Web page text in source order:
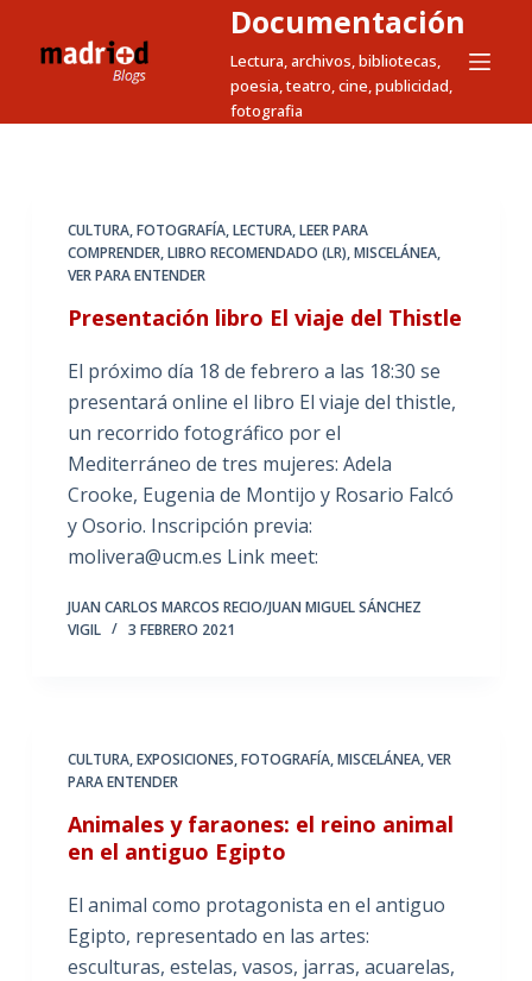
t
Documentación
Lectura, archivos, bibliotecas,
poesia, teatro, cine, publicidad,
fotografia
CULTURA,FOTOGRAFÍA,LECTURA,LEER PARA
COMPRENDER,LIBRO RECOMENDADO (LR),MISCELÁNEA,
VER PARA ENTENDER
Presentación libro El viaje del Thistle
El próximo día 18 de febrero a las 18:30 se
presentará online el libro El viaje del thistle,
un recorrido fotográfico por el
Mediterráneo de tres mujeres: Adela
Crooke, Eugenia de Montijo y Rosario Falcó
y Osorio. Inscripción previa:
molivera@ucm.es Link meet:
JUAN CARLOS MARCOS RECIO/JUAN MIGUEL SÁNCHEZ
VIGIL
3 FEBRERO 2021
CULTURA,EXPOSICIONES,FOTOGRAFÍA,MISCELÁNEA,VER
PARA ENTENDER
Animales y faraones: el reino animal
en el antiguo Egipto
El animal como protagonista en el antiguo
Egipto, representado en las artes:
esculturas, estelas, vasos, jarras, acuarelas,